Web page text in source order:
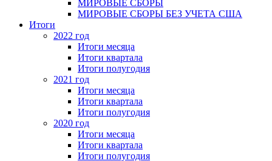
МИРОВЫЕ СБОРЫ
МИРОВЫЕ СБОРЫ БЕЗ УЧЕТА США
Итоги
2022 год
Итоги месяца
Итоги квартала
Итоги полугодия
2021 год
Итоги месяца
Итоги квартала
Итоги полугодия
2020 год
Итоги месяца
Итоги квартала
Итоги полугодия